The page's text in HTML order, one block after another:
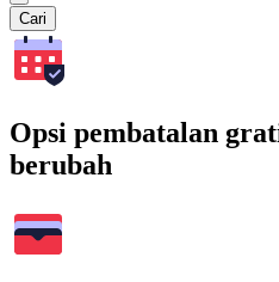
Cari
Opsi pembatalan
berubah